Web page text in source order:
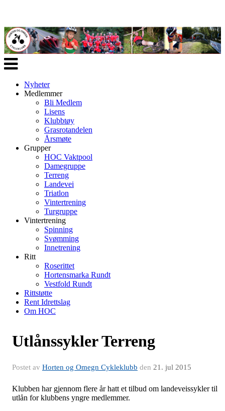
Veksle
navigasjon
Nyheter
Medlemmer
Bli Medlem
Lisens
Klubbtøy
Grasrotandelen
Årsmøte
Grupper
HOC Vaktpool
Damegruppe
Terreng
Landevei
Triatlon
Vintertrening
Turgruppe
Vintertrening
Spinning
Svømming
Innetrening
Ritt
Roserittet
Hortensmarka Rundt
Vestfold Rundt
Rittstøtte
Rent Idrettslag
Om HOC
Utlånssykler Terreng
Postet av Horten og Omegn Cykleklubb den 21. jul 2015
Klubben har gjennom flere år hatt et tilbud om landeveissykler til
utlån for klubbens yngre medlemmer.